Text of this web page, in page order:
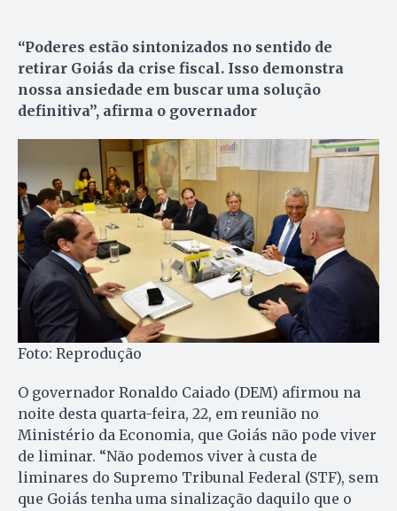
“Poderes estão sintonizados no sentido de
retirar Goiás da crise fiscal. Isso demonstra
nossa ansiedade em buscar uma solução
definitiva”, afirma o governador
Foto: Reprodução
O governador Ronaldo Caiado (DEM) afirmou na
noite desta quarta-feira, 22, em reunião no
Ministério da Economia, que Goiás não pode viver
de liminar. “Não podemos viver à custa de
liminares do Supremo Tribunal Federal (STF), sem
que Goiás tenha uma sinalização daquilo que o